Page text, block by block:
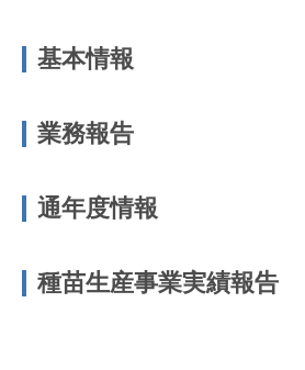
基本情報
業務報告
通年度情報
種苗生産事業実績報告